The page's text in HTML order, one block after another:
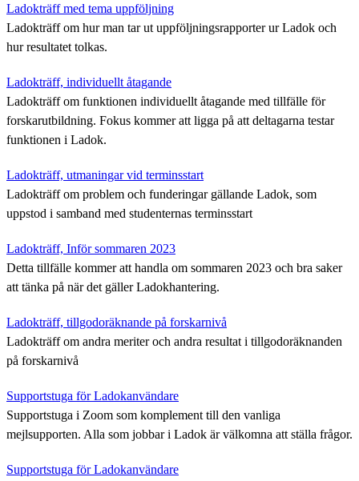
Ladokträff med tema uppföljning
Ladokträff om hur man tar ut uppföljningsrapporter ur Ladok och
hur resultatet tolkas.
Ladokträff, individuellt åtagande
Ladokträff om funktionen individuellt åtagande med tillfälle för
forskarutbildning. Fokus kommer att ligga på att deltagarna testar
funktionen i Ladok.
Ladokträff, utmaningar vid terminsstart
Ladokträff om problem och funderingar gällande Ladok, som
uppstod i samband med studenternas terminsstart
Ladokträff, Inför sommaren 2023
Detta tillfälle kommer att handla om sommaren 2023 och bra saker
att tänka på när det gäller Ladokhantering.
Ladokträff, tillgodoräknande på forskarnivå
Ladokträff om andra meriter och andra resultat i tillgodoräknanden
på forskarnivå
Supportstuga för Ladokanvändare
Supportstuga i Zoom som komplement till den vanliga
mejlsupporten. Alla som jobbar i Ladok är välkomna att ställa frågor.
Supportstuga för Ladokanvändare